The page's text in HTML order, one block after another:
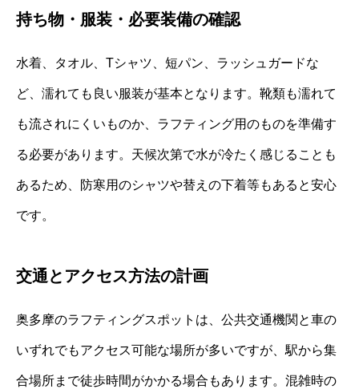
持ち物・服装・必要装備の確認
水着、タオル、Tシャツ、短パン、ラッシュガードな
ど、濡れても良い服装が基本となります。靴類も濡れて
も流されにくいものか、ラフティング用のものを準備す
る必要があります。天候次第で水が冷たく感じることも
あるため、防寒用のシャツや替えの下着等もあると安心
です。
交通とアクセス方法の計画
奥多摩のラフティングスポットは、公共交通機関と車の
いずれでもアクセス可能な場所が多いですが、駅から集
合場所まで徒歩時間がかかる場合もあります。混雑時の